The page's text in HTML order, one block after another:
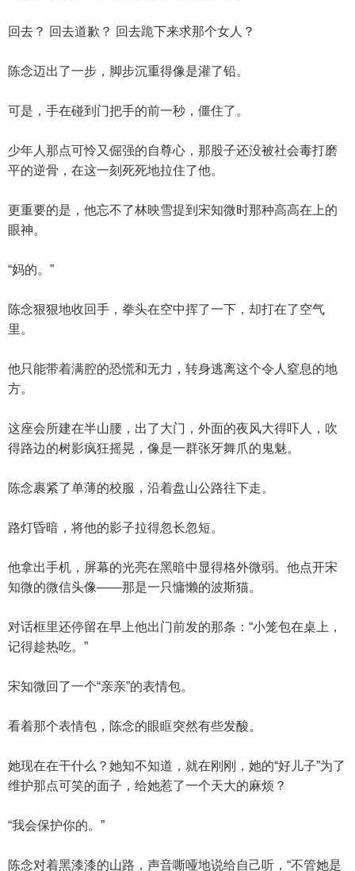
回去？ 回去道歉？ 回去跪下来求那个女人？
陈念迈出了一步，脚步沉重得像是灌了铅。
可是，手在碰到门把手的前一秒，僵住了。
少年人那点可怜又倔强的自尊心，那股子还没被社会毒打磨
平的逆骨，在这一刻死死地拉住了他。
更重要的是，他忘不了林映雪提到宋知微时那种高高在上的
眼神。
“妈的。”
陈念狠狠地收回手，拳头在空中挥了一下，却打在了空气
里。
他只能带着满腔的恐慌和无力，转身逃离这个令人窒息的地
方。
这座会所建在半山腰，出了大门，外面的夜风大得吓人，吹
得路边的树影疯狂摇晃，像是一群张牙舞爪的鬼魅。
陈念裹紧了单薄的校服，沿着盘山公路往下走。
路灯昏暗，将他的影子拉得忽长忽短。
他拿出手机，屏幕的光亮在黑暗中显得格外微弱。他点开宋
知微的微信头像——那是一只慵懒的波斯猫。
对话框里还停留在早上他出门前发的那条：“小笼包在桌上，
记得趁热吃。”
宋知微回了一个“亲亲”的表情包。
看着那个表情包，陈念的眼眶突然有些发酸。
她现在在干什么？她知不知道，就在刚刚，她的“好儿子”为了
维护那点可笑的面子，给她惹了一个天大的麻烦？
“我会保护你的。”
陈念对着黑漆漆的山路，声音嘶哑地说给自己听，“不管她是